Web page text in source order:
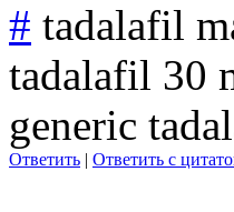
# tadalafil
tadalafil 30
generic
Ответить | Ответить с